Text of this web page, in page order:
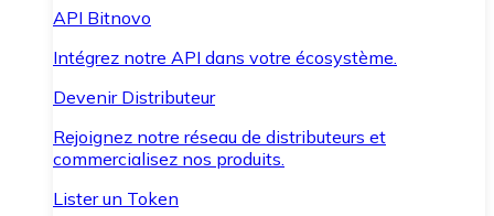
API Bitnovo
Intégrez notre API dans votre écosystème.
Devenir Distributeur
Rejoignez notre réseau de distributeurs et
commercialisez nos produits.
Lister un Token